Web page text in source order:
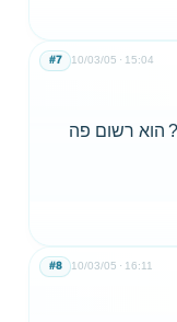
10/03/05 15:04
#7
הוא רשום פה
10/03/05 16:11
#8